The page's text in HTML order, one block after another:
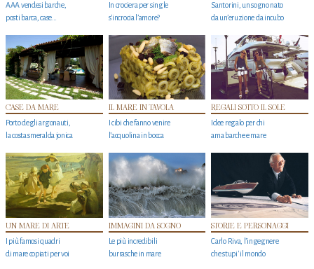
AAA vendesi barche,
posti barca, case…
In crociera per single
s'incrocia l’amore?
Santorini, un sogno nato
da un’eruzione da incubo
CASE DA MARE
Porto degli argonauti,
la costa smeralda jonica
IL MARE IN TAVOLA
I cibi che fanno venire
l’acquolina in bocca
REGALI SOTTO IL SOLE
Idee regalo per chi
ama barche e mare
UN MARE DI ARTE
I più famosi quadri
di mare copiati per voi
IMMAGINI DA SOGNO
Le più incredibili
burrasche in mare
STORIE E PERSONAGGI
Carlo Riva, l’ingegnere
che stupi' il mondo